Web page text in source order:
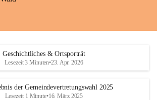
Geschichtliches & Ortsporträt
Lesezeit 3 Minuten•23. Apr. 2026
der Gemeindevertretungswahl 2025
Lesezeit 1 Minute•16. März 2025